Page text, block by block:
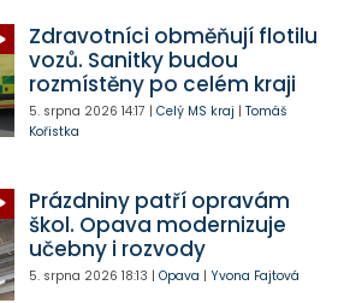
Zdravotníci obměňují flotilu
vozů. Sanitky budou
rozmístěny po celém kraji
5. srpna 2026 14:17 | Celý MS kraj | Tomáš
Kořistka
Prázdniny patří opravám
škol. Opava modernizuje
učebny i rozvody
5. srpna 2026 18:13 | Opava | Yvona Fajtová